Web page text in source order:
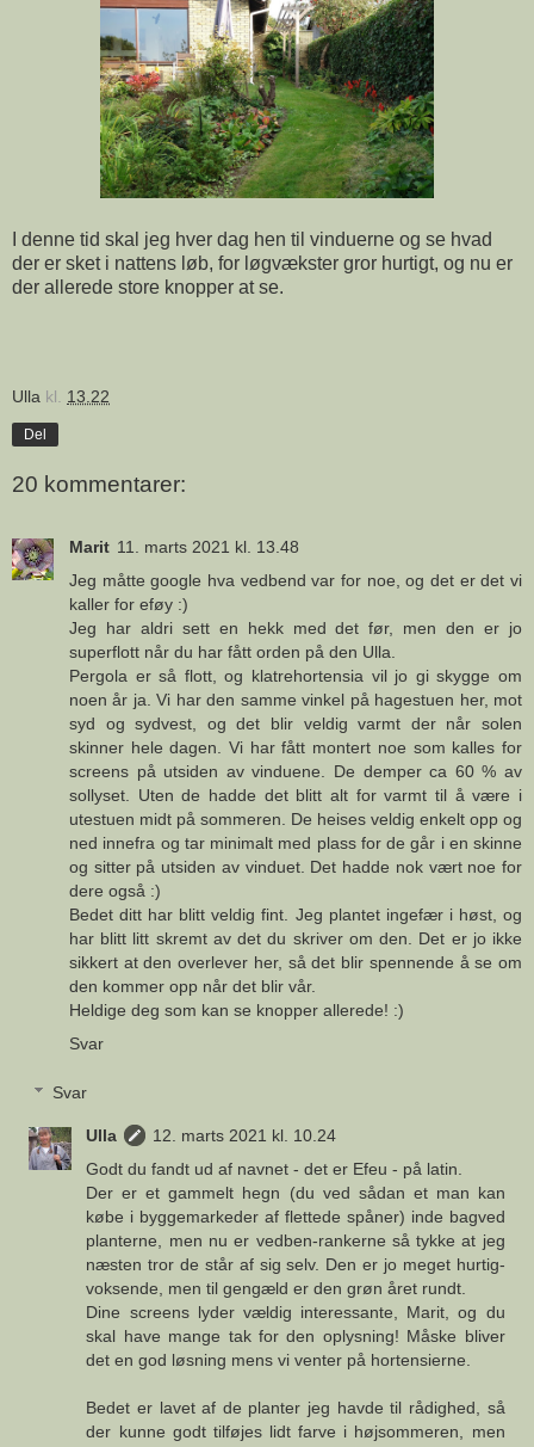
I denne tid skal jeg hver dag hen til vinduerne og se hvad
der er sket i nattens løb, for løgvækster gror hurtigt, og nu er
der allerede store knopper at se.
Ulla kl. 13.22
Del
20 kommentarer:
Marit 11. marts 2021 kl. 13.48
Jeg måtte google hva vedbend var for noe, og det er det vi
kaller for eføy :)
Jeg har aldri sett en hekk med det før, men den er jo
superflott når du har fått orden på den Ulla.
Pergola er så flott, og klatrehortensia vil jo gi skygge om
noen år ja. Vi har den samme vinkel på hagestuen her, mot
syd og sydvest, og det blir veldig varmt der når solen
skinner hele dagen. Vi har fått montert noe som kalles for
screens på utsiden av vinduene. De demper ca 60 % av
sollyset. Uten de hadde det blitt alt for varmt til å være i
utestuen midt på sommeren. De heises veldig enkelt opp og
ned innefra og tar minimalt med plass for de går i en skinne
og sitter på utsiden av vinduet. Det hadde nok vært noe for
dere også :)
Bedet ditt har blitt veldig fint. Jeg plantet ingefær i høst, og
har blitt litt skremt av det du skriver om den. Det er jo ikke
sikkert at den overlever her, så det blir spennende å se om
den kommer opp når det blir vår.
Heldige deg som kan se knopper allerede! :)
Svar
Svar
Ulla
12. marts 2021 kl. 10.24
Godt du fandt ud af navnet - det er Efeu - på latin.
Der er et gammelt hegn (du ved sådan et man kan
købe i byggemarkeder af flettede spåner) inde bagved
planterne, men nu er vedben-rankerne så tykke at jeg
næsten tror de står af sig selv. Den er jo meget hurtig-
voksende, men til gengæld er den grøn året rundt.
Dine screens lyder vældig interessante, Marit, og du
skal have mange tak for den oplysning! Måske bliver
det en god løsning mens vi venter på hortensierne.
Bedet er lavet af de planter jeg havde til rådighed, så
der kunne godt tilføjes lidt farve i højsommeren, men